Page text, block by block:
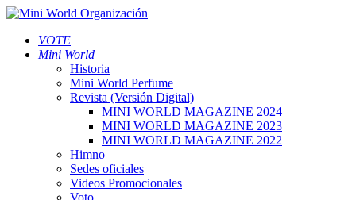
VOTE
Mini World
Historia
Mini World Perfume
Revista (Versión Digital)
MINI WORLD MAGAZINE 2024
MINI WORLD MAGAZINE 2023
MINI WORLD MAGAZINE 2022
Himno
Sedes oficiales
Videos Promocionales
Voto